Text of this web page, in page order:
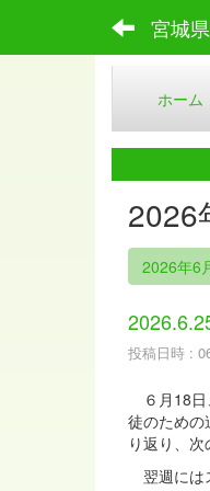
宮城
ホーム
2026
2026年6
投稿日時 :
６月18日
徒のための
り返り、
翌週には